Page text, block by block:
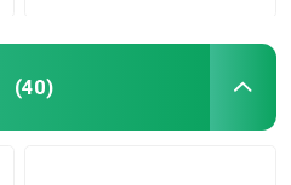
(40)